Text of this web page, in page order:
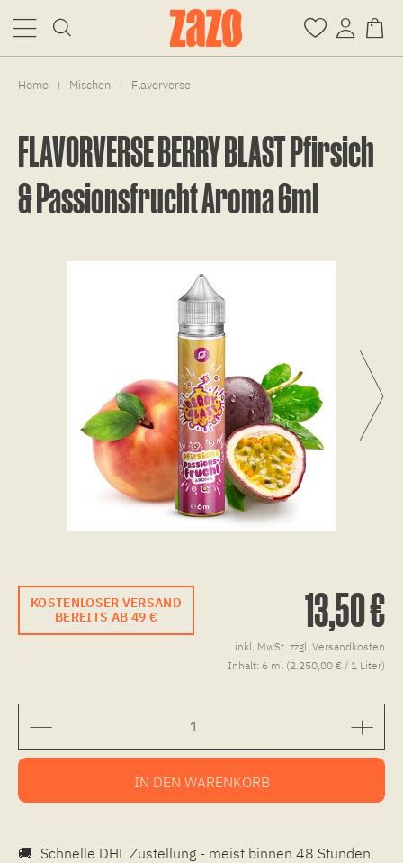
Home | Mischen | Flavorverse
FLAVORVERSE BERRY BLAST Pfirsich
& Passionsfrucht Aroma 6ml
KOSTENLOSER VERSAND
BEREITS AB 49 €
13,50 €
inkl. MwSt. zzgl. Versandkosten
Inhalt: 6 ml (2.250,00 € / 1 Liter)
IN DEN WARENKORB
🚚 Schnelle DHL Zustellung - meist binnen 48 Stunden